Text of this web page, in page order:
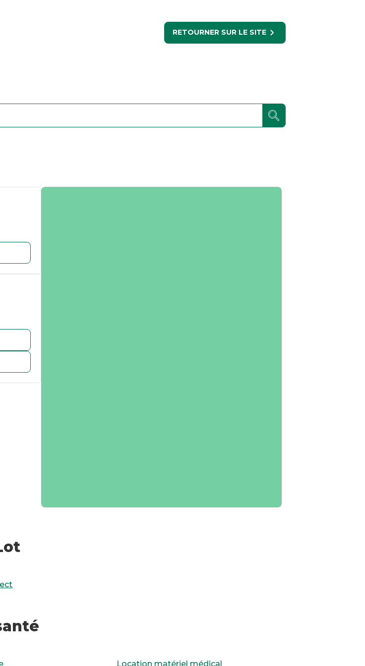
RETOURNER SUR LE SITE
Location matériel médical